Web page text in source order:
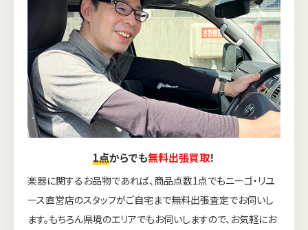
1点からでも無料出張買取！
楽器に関するお品物であれば、商品点数1点でもニーゴ・リユ
ース直営店のスタッフがご自宅まで無料出張査定でお伺いし
ます。もちろん県境のエリアでもお伺いしますので、お気軽にお